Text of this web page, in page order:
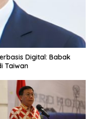
Digital: Babak
Taiwan